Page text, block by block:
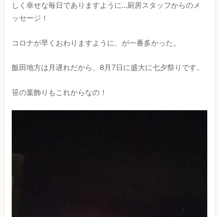
しく幸せな毎日でありますように…厨房スタッフからのメ
ッセージ！
コロナが早くおわりますように、が一番多かった。
飯田地方は月遅れだから、8月7日に盛大に七夕祭りです。
笹の葉飾りもこれからなの！